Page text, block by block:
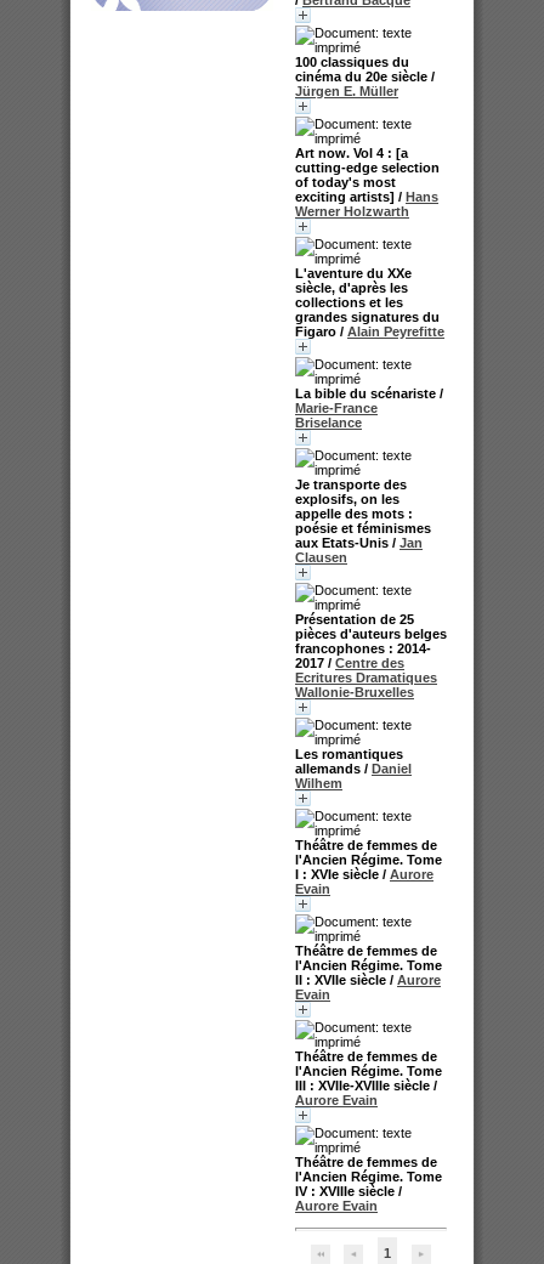
100 classiques du
cinéma du 20e siècle /
Jürgen E. Müller
Art now. Vol 4 : [a
cutting-edge selection
of today's most
exciting artists] / Hans
Werner Holzwarth
L'aventure du XXe
siècle, d'après les
collections et les
grandes signatures du
Figaro / Alain Peyrefitte
La bible du scénariste /
Marie-France
Briselance
Je transporte des
explosifs, on les
appelle des mots :
poésie et féminismes
aux Etats-Unis / Jan
Clausen
Présentation de 25
pièces d'auteurs belges
francophones : 2014-
2017 / Centre des
Ecritures Dramatiques
Wallonie-Bruxelles
Les romantiques
allemands / Daniel
Wilhem
Théâtre de femmes de
l'Ancien Régime. Tome
I : XVIe siècle / Aurore
Evain
Théâtre de femmes de
l'Ancien Régime. Tome
II : XVIIe siècle / Aurore
Evain
Théâtre de femmes de
l'Ancien Régime. Tome
III : XVIIe-XVIIIe siècle /
Aurore Evain
Théâtre de femmes de
l'Ancien Régime. Tome
IV : XVIIIe siècle /
Aurore Evain
1